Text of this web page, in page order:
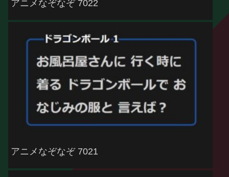
アニメなぞなぞ 7022
アニメなぞなぞ 7021